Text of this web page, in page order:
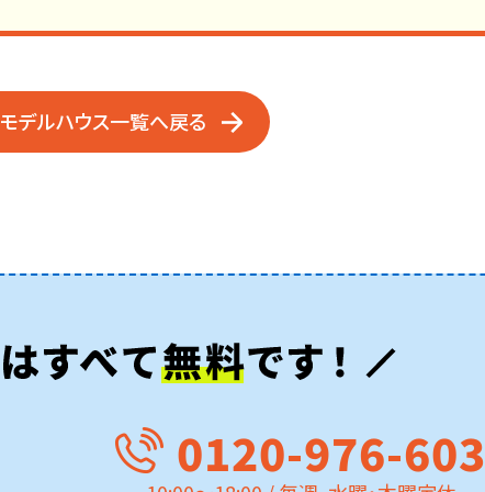
モデルハウス一覧へ戻る
0120-976-603